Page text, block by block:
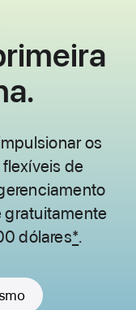
os
de
gratuitamente
dólares*.